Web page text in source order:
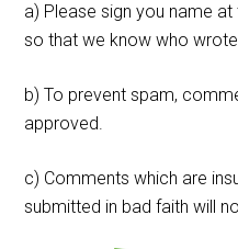
a) Please sign you name
so that we know who
b) To prevent spam,
approved.
c) Comments which are
submitted in bad faith will